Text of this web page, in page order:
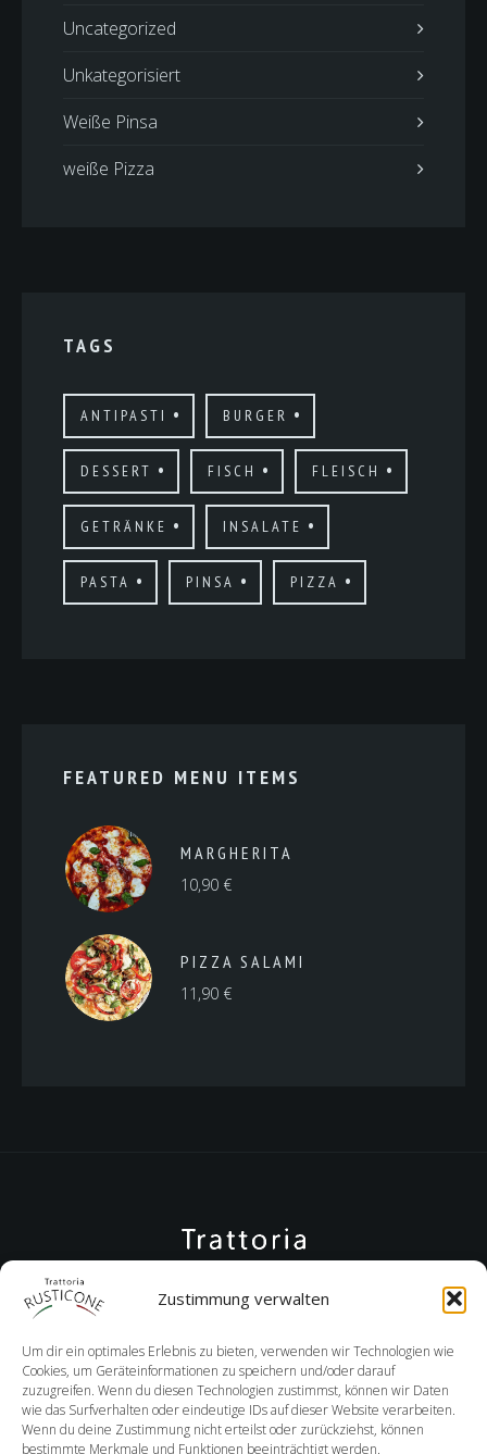
Zustimmung verwalten
Um dir ein optimales Erlebnis zu bieten, verwenden wir Technologien wie
Cookies, um Geräteinformationen zu speichern und/oder darauf
zuzugreifen. Wenn du diesen Technologien zustimmst, können wir Daten
wie das Surfverhalten oder eindeutige IDs auf dieser Website verarbeiten.
Wenn du deine Zustimmung nicht erteilst oder zurückziehst, können
bestimmte Merkmale und Funktionen beeinträchtigt werden.
Uncategorized
Unkategorisiert
Weiße Pinsa
weiße Pizza
TAGS
ANTIPASTI BURGER
DESSERT FISCH FLEISCH
GETRÄNKE INSALATE
PASTA PINSA PIZZA
FEATURED MENU ITEMS
MARGHERITA
10,90 €
PIZZA SALAMI
11,90 €
+08152 9892380